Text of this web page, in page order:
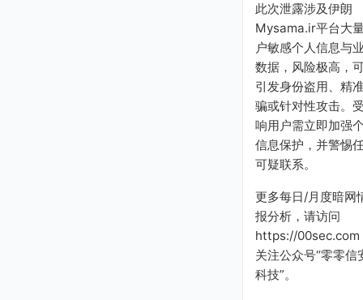
此次泄露涉及伊朗
Mysama.ir平台大
户敏感个人信息与
数据，风险极高，
引发身份盗用、精
骗或针对性攻击。
响用户需立即加强
信息保护，并警惕
可疑联系。
更多每日/月度暗网
报分析，请访问
https://00sec.com
关注公众号“零零信
科技”。